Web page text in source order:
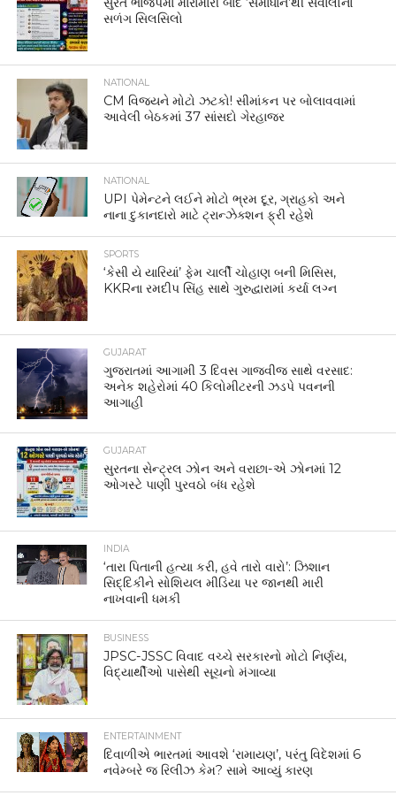
સળંગ સિલસિલો
NATIONAL
CM વિજયને મોટો ઝટકો! સીમાંકન પર બોલાવવામાં
આવેલી બેઠકમાં 37 સાંસદો ગેરહાજર
NATIONAL
UPI પેમેન્ટને લઈને મોટો ભ્રમ દૂર, ગ્રાહકો અને
નાના દુકાનદારો માટે ટ્રાન્ઝેક્શન ફ્રી રહેશે
SPORTS
‘કેસી યે યારિયાં’ ફેમ ચાર્લી ચોહાણ બની મિસિસ,
KKRના રમદીપ સિંહ સાથે ગુરુદ્વારામાં કર્યા લગ્ન
GUJARAT
ગુજરાતમાં આગામી 3 દિવસ ગાજવીજ સાથે વરસાદ:
અનેક શહેરોમાં 40 કિલોમીટરની ઝડપે પવનની
આગાહી
GUJARAT
સુરતના સેન્ટ્રલ ઝોન અને વરાછા-એ ઝોનમાં 12
ઓગસ્ટે પાણી પુરવઠો બંધ રહેશે
INDIA
‘તારા પિતાની હત્યા કરી, હવે તારો વારો’: ઝિશાન
સિદ્દિકીને સોશિયલ મીડિયા પર જાનથી મારી
નાખવાની ધમકી
BUSINESS
JPSC-JSSC વિવાદ વચ્ચે સરકારનો મોટો નિર્ણય,
વિદ્યાર્થીઓ પાસેથી સૂચનો મંગાવ્યા
ENTERTAINMENT
દિવાળીએ ભારતમાં આવશે ‘રામાયણ’, પરંતુ વિદેશમાં 6
નવેમ્બરે જ રિલીઝ કેમ? સામે આવ્યું કારણ